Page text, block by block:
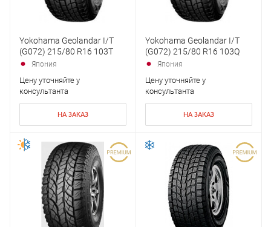
Yokohama Geolandar I/T
(G072) 215/80 R16 103T
Япония
Цену уточняйте у
консультанта
НА ЗАКАЗ
Yokohama Geolandar I/T
(G072) 215/80 R16 103Q
Япония
Цену уточняйте у
консультанта
НА ЗАКАЗ